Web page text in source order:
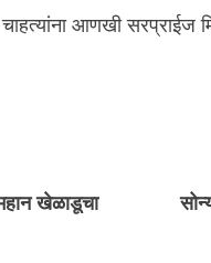
चाहत्यांना आणखी
खेळाडूचा